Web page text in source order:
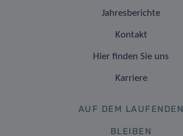
Jahresberichte
Kontakt
Hier finden Sie uns
Karriere
AUF DEM LAUFENDEN
BLEIBEN